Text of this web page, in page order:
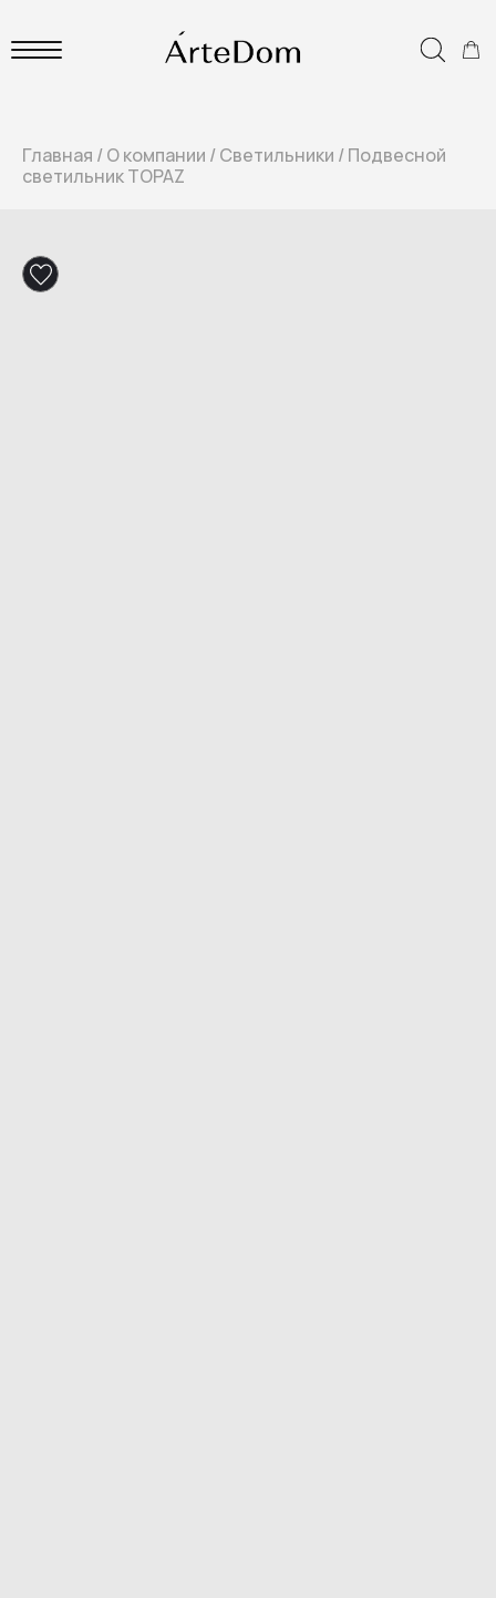
Главная /О компании /Светильники /Подвесной
светильник TOPAZ